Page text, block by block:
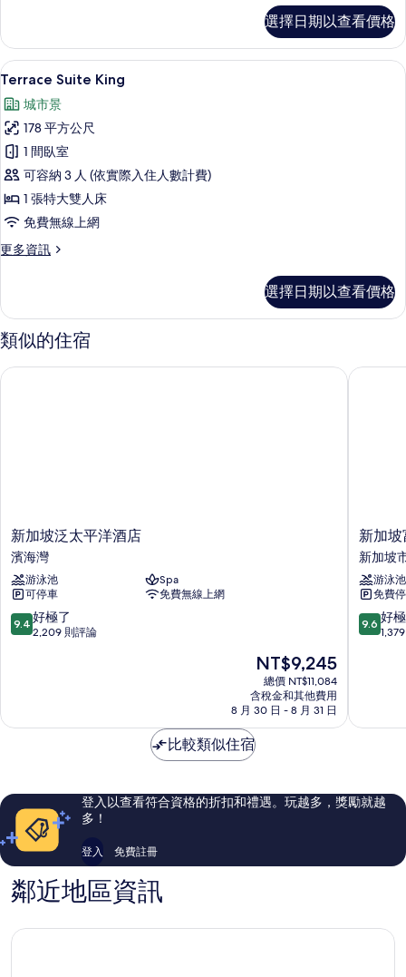
有
相
片
客
房,
陽
的
詳
情
選擇日期以查看價格
顯
示
Terrace
Suite
King
的
所
有
相
迷你吧、客房內保險箱、書桌、筆電
7
Terrace Suite King
城市景
178 平方公尺
1 間臥室
可容納 3 人 (依實際入住人數計費)
1 張特大雙人床
免費無線上網
更多資訊
更
King
的
詳
選擇日期以查看價格
類似的住宿
新
加
坡
泛
太
平
洋
新加坡泛太平洋酒店
濱海灣
游泳池
Spa
可停車
免費無線上網
9.4
分，
極
評
論
9.4 好極了
2,209 則評論
現
在
價
格
為
NT$9,245
NT$9,245
總價 NT$11,084
含稅金和其他費用
8 月 30 日 - 8 月 31 日
新加坡泛太平洋酒店
新
加
坡
富
麗
敦
酒
中
新加
新加坡
游泳池
免費
9.6
分，
極
評
論
9.6 好
新加坡
比較類似住宿
登入以查看符合資格的折扣和禮遇。玩越多，獎勵就越
多！
登入 免費註冊
鄰近地區資訊